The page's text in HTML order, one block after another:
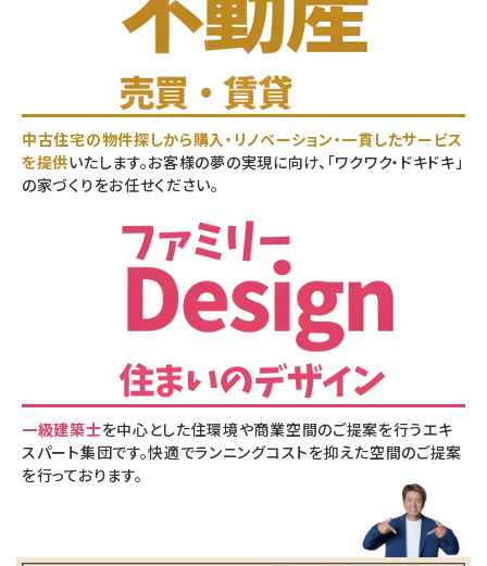
中古住宅の物件探しから購入・リノベーション・一貫したサービス
を提供いたします。お客様の夢の実現に向け、「ワクワク・ドキドキ」
の家づくりをお任せください。
一級建築士を中心とした住環境や商業空間のご提案を行うエキ
スパート集団です。快適でランニングコストを抑えた空間のご提案
を行っております。